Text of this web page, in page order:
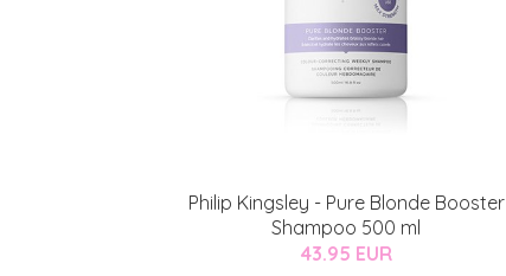
Philip Kingsley - Pure Blonde Booster
Shampoo 500 ml
43.95 EUR